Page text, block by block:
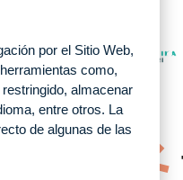
por el Sitio Web,
como,
almacenar
entre otros. La
de algunas de las